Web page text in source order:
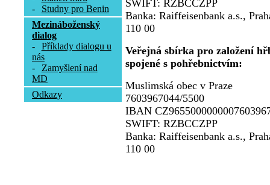
-
Studny pro Benin
Mezináboženský
dialog
-
Příklady dialogu u
nás
-
Zamyšlení nad
MD
Odkazy
SWIFT: RZBCCZPP
Banka: Raiffeisenbank a.s.,
110 00
Veřejná sbírka pro založení
spojené s pohřebnictvím:
Muslimská obec v Praze
7603967044/5500
IBAN
SWIFT: RZBCCZPP
Banka: Raiffeisenbank a.s.,
110 00